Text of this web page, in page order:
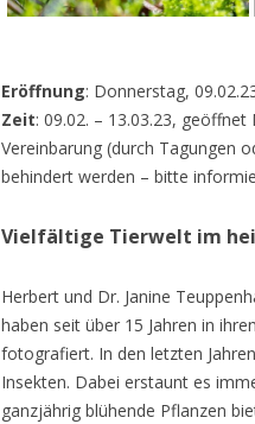
Eröffnung: Donnerstag,
Zeit: 09.02. – 13.03.23,
Vereinbarung (durch Tagungen
behindert werden – bitte
Vielfältige Tierwelt im
Herbert und Dr. Janine
haben seit über 15 Jahren in
fotografiert. In den letzten
Insekten. Dabei erstaunt es
ganzjährig blühende Pflanzen